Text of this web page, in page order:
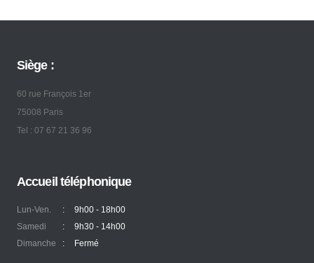
Siège :
60 rue François 1er
75008 Paris
Tel : 07 67 21 36 96
Accueil téléphonique
Lun-Ven. :
9h00 - 18h00
Samedi
:
9h30 - 14h00
Dimanche
: Fermé